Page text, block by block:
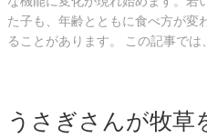
た子も、年齢とともに食べ方が変
ることがあります。 この記事では
うさぎさんが牧草